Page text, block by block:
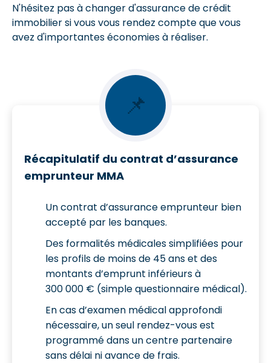
N'hésitez pas à changer d'assurance de crédit
immobilier si vous vous rendez compte que vous
avez d'importantes économies à réaliser.
📌
Récapitulatif du contrat d’assurance
emprunteur MMA
Un contrat d’assurance emprunteur bien
accepté par les banques.
Des formalités médicales simplifiées pour
les profils de moins de 45 ans et des
montants d’emprunt inférieurs à
300 000 € (simple questionnaire médical).
En cas d’examen médical approfondi
nécessaire, un seul rendez-vous est
programmé dans un centre partenaire
sans délai ni avance de frais.